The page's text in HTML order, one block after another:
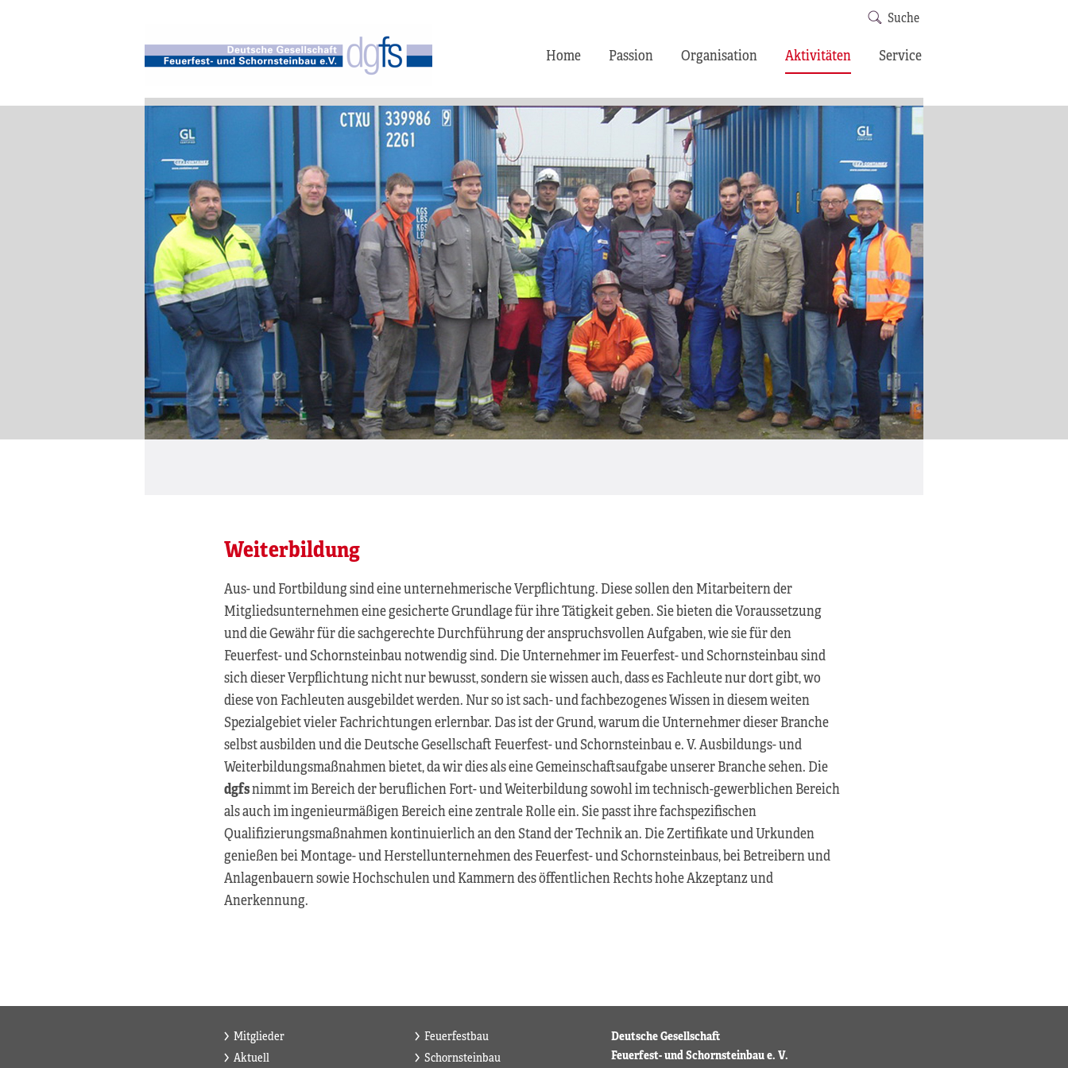
Suche
Home Passion Organisation Aktivitäten Service
Weiterbildung
Aus- und Fortbildung sind eine unternehmerische Verpflichtung. Diese sollen den Mitarbeitern der
Mitgliedsunternehmen eine gesicherte Grundlage für ihre Tätigkeit geben. Sie bieten die Voraussetzung
und die Gewähr für die sachgerechte Durchführung der anspruchsvollen Aufgaben, wie sie für den
Feuerfest- und Schornsteinbau notwendig sind. Die Unternehmer im Feuerfest- und Schornsteinbau sind
sich dieser Verpflichtung nicht nur bewusst, sondern sie wissen auch, dass es Fachleute nur dort gibt, wo
diese von Fachleuten ausgebildet werden. Nur so ist sach- und fachbezogenes Wissen in diesem weiten
Spezialgebiet vieler Fachrichtungen erlernbar. Das ist der Grund, warum die Unternehmer dieser Branche
selbst ausbilden und die Deutsche Gesellschaft Feuerfest- und Schornsteinbau e. V. Ausbildungs- und
Weiterbildungsmaßnahmen bietet, da wir dies als eine Gemeinschaftsaufgabe unserer Branche sehen. Die
dgfsnimmt im Bereich der beruflichen Fort- und Weiterbildung sowohl im technisch-gewerblichen Bereich
als auch im ingenieurmäßigen Bereich eine zentrale Rolle ein. Sie passt ihre fachspezifischen
Qualifizierungsmaßnahmen kontinuierlich an den Stand der Technik an. Die Zertifikate und Urkunden
genießen bei Montage- und Herstellunternehmen des Feuerfest- und Schornsteinbaus, bei Betreibern und
Anlagenbauern sowie Hochschulen und Kammern des öffentlichen Rechts hohe Akzeptanz und
Anerkennung.
Mitglieder
Aktuell
Feuerfestbau
Schornsteinbau
Deutsche Gesellschaft
Feuerfest- und Schornsteinbau e. V.